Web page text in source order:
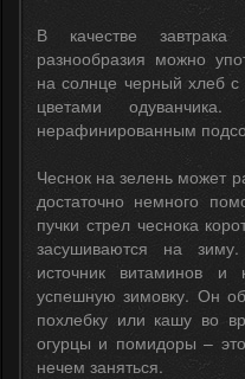
В качестве
разнообразия можно
на солнце черный хлеб
цветами
нерафинированным
Чеснок на зелень может
достаточно немного
пучки стрел чеснока
засушиваются на
источник витаминов и
успешную зимовку. Он
похлебку или кашу во
огурцы и помидоры –
нечем заняться.